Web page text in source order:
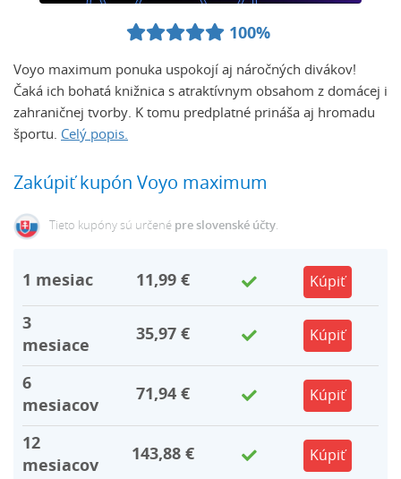
100%
Voyo maximum ponuka uspokojí aj náročných divákov!
Čaká ich bohatá knižnica s atraktívnym obsahom z domácej i
zahraničnej tvorby. K tomu predplatné prináša aj hromadu
športu. Celý popis.
Zakúpiť kupón Voyo maximum
Tieto kupóny sú určené pre slovenské účty.
1 mesiac 11,99 € Kúpiť
3
mesiace
35,97 € Kúpiť
6
mesiacov
71,94 € Kúpiť
12
mesiacov
143,88 € Kúpiť